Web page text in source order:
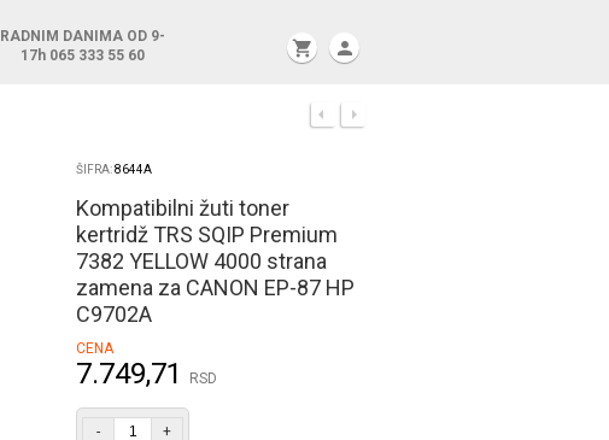
RADNIM DANIMA OD 9-
17h 065 333 55 60 shopping_cart person
ŠIFRA:8644A
Kompatibilni žuti toner
kertridž TRS SQIP Premium
7382 YELLOW 4000 strana
zamena za CANON EP-87 HP
C9702A
CENA
7.749,71 RSD
- +